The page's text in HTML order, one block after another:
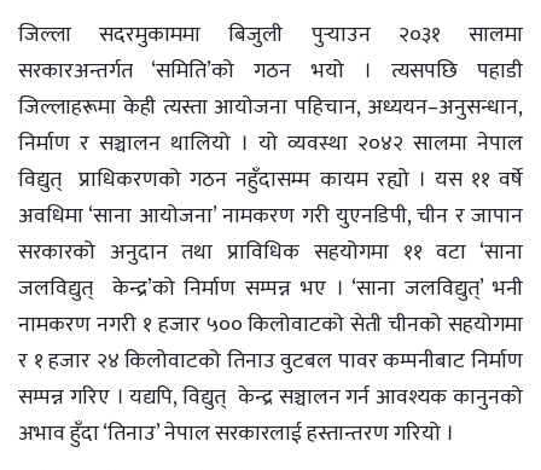
जिल्ला सदरमुकाममा बिजुली पुर्‍याउन २०३१ सालमा
सरकारअन्तर्गत ‘समिति’को गठन भयो । त्यसपछि पहाडी
जिल्लाहरूमा केही त्यस्ता आयोजना पहिचान, अध्ययन–अनुसन्धान,
निर्माण र सञ्चालन थालियो । यो व्यवस्था २०४२ सालमा नेपाल
विद्युत् प्राधिकरणको गठन नहुँदासम्म कायम रह्यो । यस ११ वर्षे
अवधिमा ‘साना आयोजना’ नामकरण गरी युएनडिपी, चीन र जापान
सरकारको अनुदान तथा प्राविधिक सहयोगमा ११ वटा ‘साना
जलविद्युत् केन्द्र’को निर्माण सम्पन्न भए । ‘साना जलविद्युत्’ भनी
नामकरण नगरी १ हजार ५०० किलोवाटको सेती चीनको सहयोगमा
र १ हजार २४ किलोवाटको तिनाउ वुटबल पावर कम्पनीबाट निर्माण
सम्पन्न गरिए । यद्यपि, विद्युत् केन्द्र सञ्चालन गर्न आवश्यक कानुनको
अभाव हुँदा ‘तिनाउ’ नेपाल सरकारलाई हस्तान्तरण गरियो ।